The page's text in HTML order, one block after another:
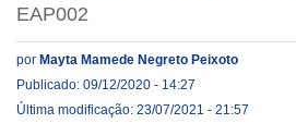
EAP002
por Mayta Mamede Negreto Peixoto
Publicado: 09/12/2020 - 14:27
Última modificação: 23/07/2021 - 21:57